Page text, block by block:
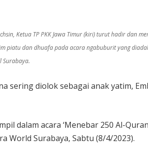
Ketua TP PKK Jawa Timur (kiri) turut hadir dan
piatu dan dhuafa pada acara ngabuburit yang
Surabaya.
sering diolok sebagai anak yatim,
dalam acara ‘Menebar 250 Al-
World Surabaya, Sabtu (8/4/2023).